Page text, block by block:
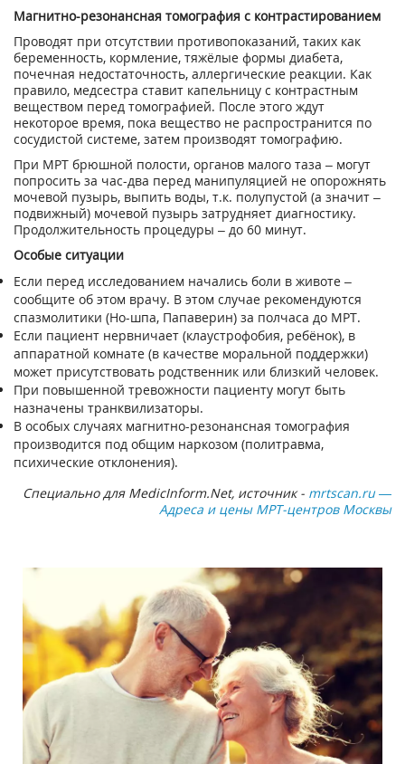
Магнитно-резонансная томография с контрастированием
Проводят при отсутствии противопоказаний, таких как
беременность, кормление, тяжёлые формы диабета,
почечная недостаточность, аллергические реакции. Как
правило, медсестра ставит капельницу с контрастным
веществом перед томографией. После этого ждут
некоторое время, пока вещество не распространится по
сосудистой системе, затем производят томографию.
При МРТ брюшной полости, органов малого таза – могут
попросить за час-два перед манипуляцией не опорожнять
мочевой пузырь, выпить воды, т.к. полупустой (а значит –
подвижный) мочевой пузырь затрудняет диагностику.
Продолжительность процедуры – до 60 минут.
Особые ситуации
Если перед исследованием начались боли в животе –
сообщите об этом врачу. В этом случае рекомендуются
спазмолитики (Но-шпа, Папаверин) за полчаса до МРТ.
Если пациент нервничает (клаустрофобия, ребёнок), в
аппаратной комнате (в качестве моральной поддержки)
может присутствовать родственник или близкий человек.
При повышенной тревожности пациенту могут быть
назначены транквилизаторы.
В особых случаях магнитно-резонансная томография
производится под общим наркозом (политравма,
психические отклонения).
Специально для MedicInform.Net, источник - mrtscan.ru —
Адреса и цены МРТ-центров Москвы